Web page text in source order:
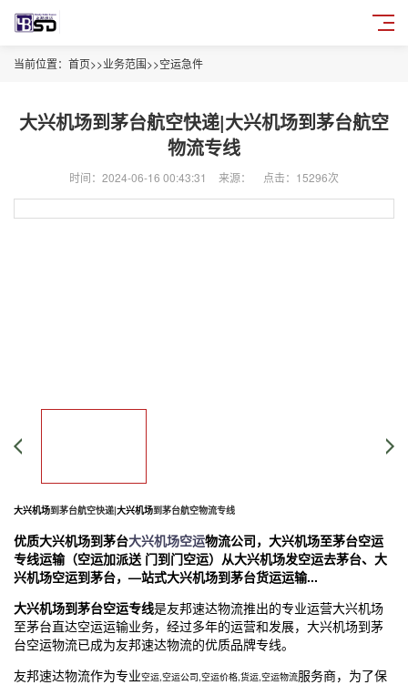
当前位置： 首页>>业务范围>>空运急件
大兴机场到茅台航空快递|大兴机场到茅台航空
物流专线
时间：2024-06-16 00:43:31 来源： 点击：15296次
大兴机场到茅台航空快递|大兴机场到茅台航空物流专线
优质大兴机场到茅台大兴机场空运物流公司， 大兴机场至茅台空运
专线运输（空运加派送 门到门空运）从大兴机场发空运去茅台、 大
兴机场空运到茅台，—站式大兴机场到茅台货运运输...
大兴机场到茅台空运专线是友邦速达物流推出的专业运营大兴机场
至茅台直达空运运输业务，经过多年的运营和发展， 大兴机场到茅
台空运物流已成为友邦速达物流的优质品牌专线。
友邦速达物流作为专业空运,空运公司,空运价格,货运,空运物流服务商，为了保